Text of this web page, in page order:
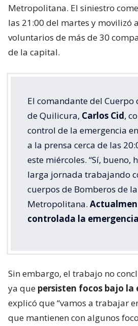
Metropolitana. El siniestro
las 21:00 del martes y movilizó
voluntarios de más de 30
de la capital.
El comandante del Cuerpo
de Quilicura, Carlos Cid,
control de la emergencia
a la prensa cerca de las
este miércoles. “Sí, bueno,
larga jornada trabajando
cuerpos de Bomberos de
Metropolitana.
controlada la emergencia
Sin embargo, el trabajo no
ya que persisten focos bajo
explicó que “vamos a trabajar
que mantienen con algunos